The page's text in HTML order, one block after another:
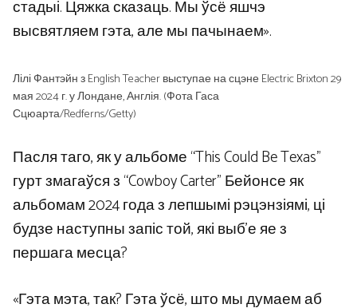
стадыі. Цяжка сказаць. Мы ўсё яшчэ
высвятляем гэта, але мы пачынаем».
Лілі Фантэйн з English Teacher выступае на сцэне Electric Brixton 29
мая 2024 г. у Лондане, Англія. (Фота Гаса
Сцюарта/Redferns/Getty)
Пасля таго, як у альбоме “This Could Be Texas”
гурт змагаўся з “Cowboy Carter” Бейонсе як
альбомам 2024 года з лепшымі рэцэнзіямі, ці
будзе наступны запіс той, які выб’е яе з
першага месца?
«Гэта мэта, так? Гэта ўсё, што мы думаем аб